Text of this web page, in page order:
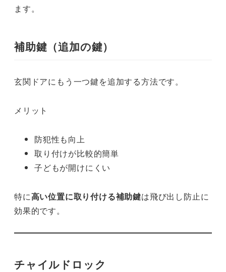
ます。
補助鍵（追加の鍵）
玄関ドアにもう一つ鍵を追加する方法です。
メリット
防犯性も向上
取り付けが比較的簡単
子どもが開けにくい
特に高い位置に取り付ける補助鍵は飛び出し防止に
効果的です。
チャイルドロック